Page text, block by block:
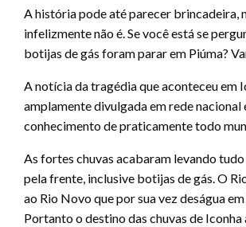
A história pode até parecer brincadeira,
infelizmente não é. Se você está se
botijas de gás foram parar em Piúma?
A notícia da tragédia que aconteceu em
amplamente divulgada em rede nacional
conhecimento de praticamente todo
As fortes chuvas acabaram levando
pela frente, inclusive botijas de gás. O
ao Rio Novo que por sua vez deságua
Portanto o destino das chuvas de Iconha